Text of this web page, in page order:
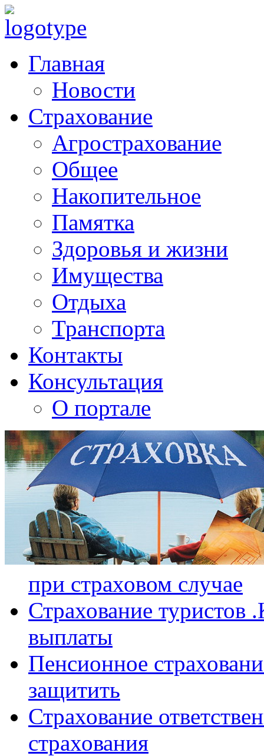
Главная
Новости
Страхование
Агрострахование
Общее
Накопительное
Памятка
Здоровья и жизни
Имущества
Отдыха
Транспорта
Контакты
Консультация
О портале
при страховом случае
Страхование туристов
выплаты
Пенсионное
защитить
Страхование
страхования